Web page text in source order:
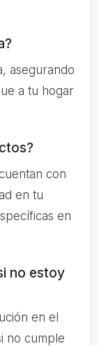
asegurando
a tu hogar
con
en tu
en
no estoy
en el
no cumple